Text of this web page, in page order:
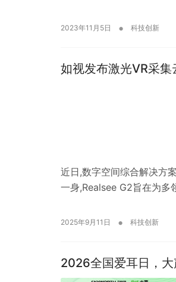
2023年11月5日 • 科技创新
如视发布激光VR采
近日,数字空间综合解决方
一身,Realsee G2旨在为多
2025年9月11日 • 科技创新
2026全国爱耳日，